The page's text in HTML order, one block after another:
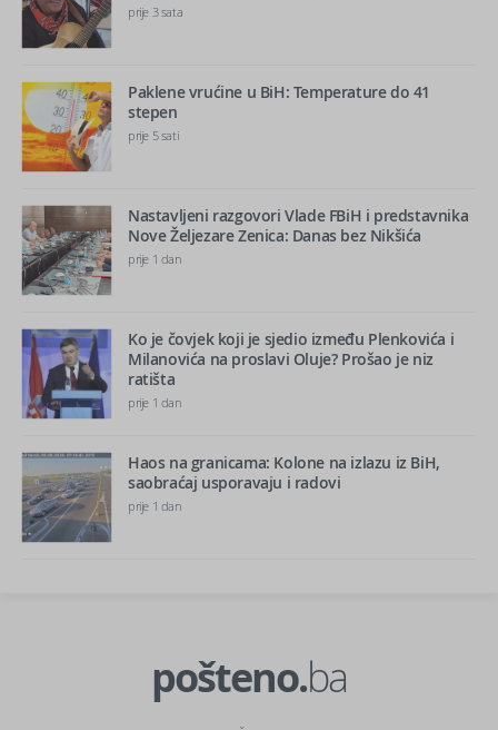
prije 3 sata
Paklene vrućine u BiH: Temperature do 41
stepen
prije 5 sati
Nastavljeni razgovori Vlade FBiH i predstavnika
Nove Željezare Zenica: Danas bez Nikšića
prije 1 dan
Ko je čovjek koji je sjedio između Plenkovića i
Milanovića na proslavi Oluje? Prošao je niz
ratišta
prije 1 dan
Haos na granicama: Kolone na izlazu iz BiH,
saobraćaj usporavaju i radovi
prije 1 dan
pošteno.ba